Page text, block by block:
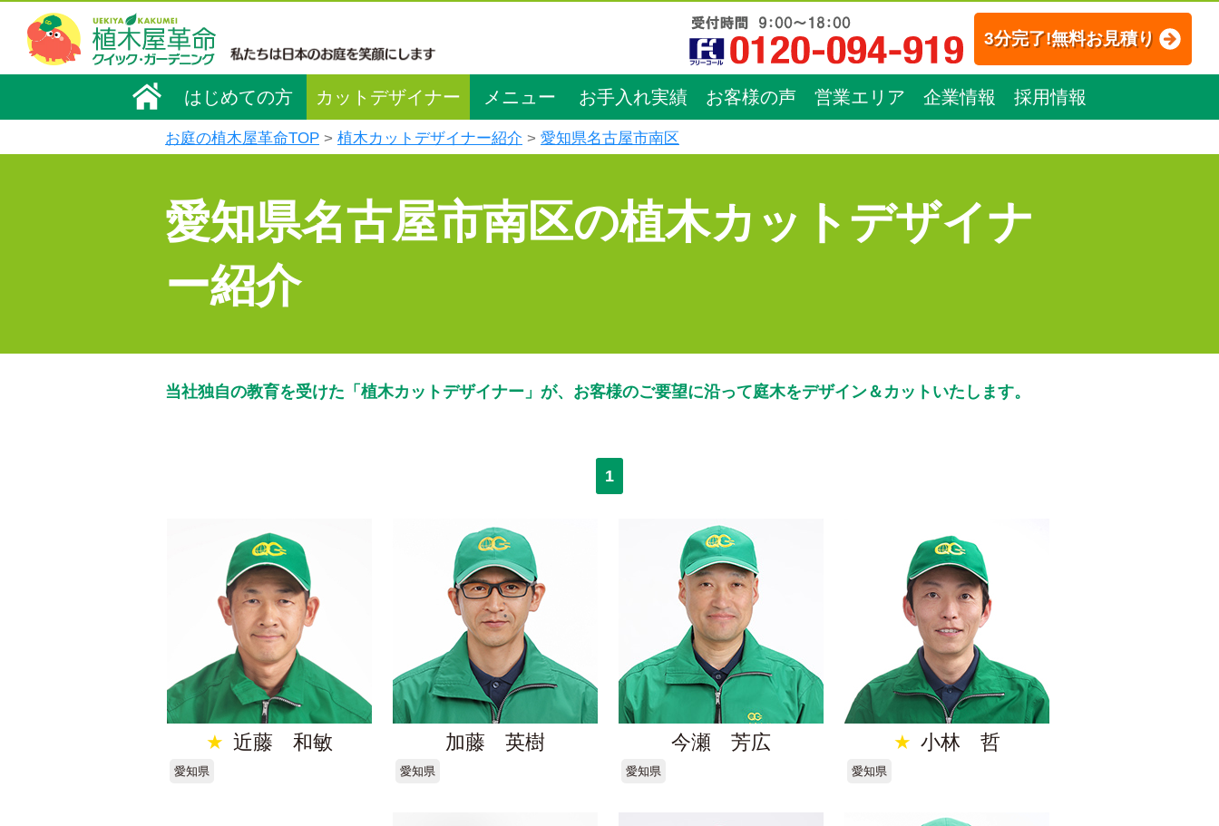
3分完了!無料お見積り
はじめての方 カットデザイナー メニュー お手入れ実績 お客様の声 営業エリア 企業情報 採用情報
お庭の植木屋革命TOP 植木カットデザイナー紹介 愛知県名古屋市南区
愛知県名古屋市南区の植木カットデザイナ
ー紹介
当社独自の教育を受けた「植木カットデザイナー」が、お客様のご要望に沿って庭木をデザイン＆カットいたします。
1
★ 近藤 和敏
愛知県
加藤 英樹
愛知県
今瀬 芳広
愛知県
★ 小林 哲
愛知県